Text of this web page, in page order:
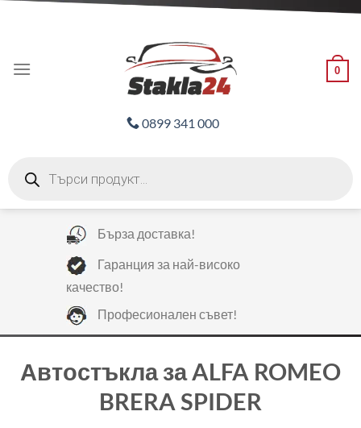
0
0899 341 000
search
Бърза доставка!
Гаранция за най-високо
качество!
Професионален съвет!
Автостъкла за ALFA ROMEO
BRERA SPIDER